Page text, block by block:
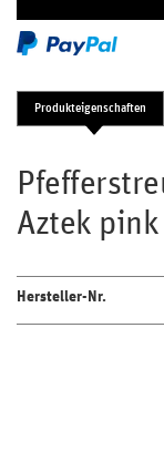
Produkteigenschaften
Aztek pink
Hersteller-Nr.